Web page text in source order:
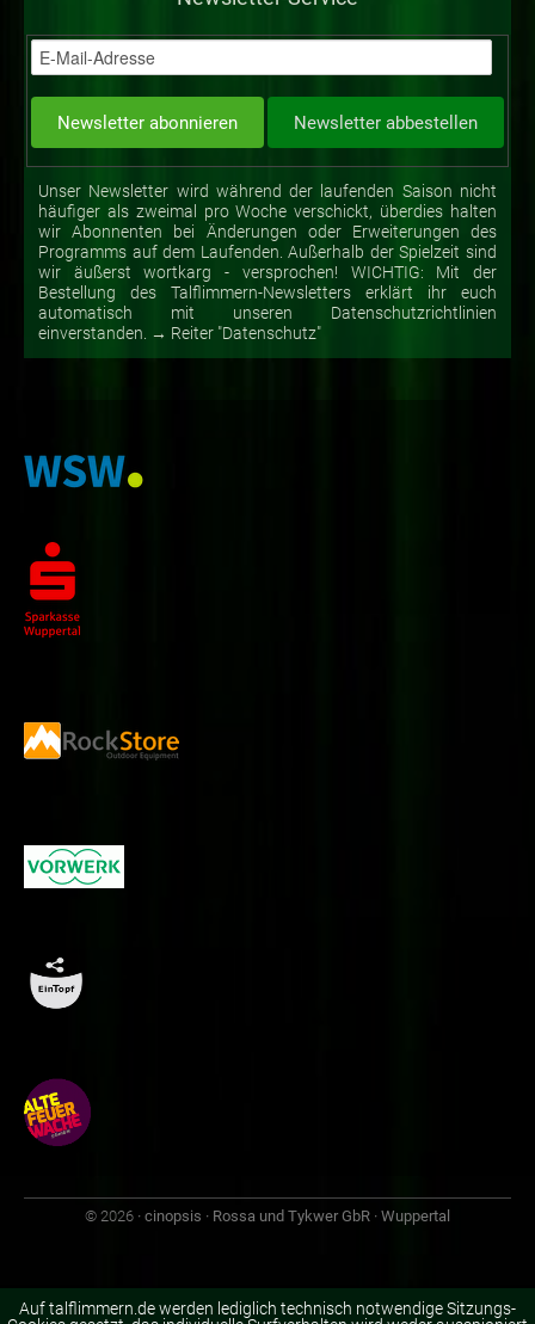
Unser Newsletter wird während der laufenden Saison nicht
häufiger als zweimal pro Woche verschickt, überdies halten
wir Abonnenten bei Änderungen oder Erweiterungen des
Programms auf dem Laufenden. Außerhalb der Spielzeit sind
wir äußerst wortkarg - versprochen! WICHTIG: Mit der
Bestellung des Talflimmern-Newsletters erklärt ihr euch
automatisch mit unseren Datenschutzrichtlinien
einverstanden. → Reiter "Datenschutz"
© 2026 · cinopsis · Rossa und Tykwer GbR · Wuppertal
Auf talflimmern.de werden lediglich technisch notwendige Sitzungs-